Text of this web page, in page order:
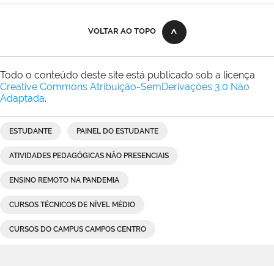
VOLTAR AO TOPO
Todo o conteúdo deste site está publicado sob a licença
Creative Commons Atribuição-SemDerivações 3.0 Não
Adaptada.
ESTUDANTE PAINEL DO ESTUDANTE
ATIVIDADES PEDAGÓGICAS NÃO PRESENCIAIS
ENSINO REMOTO NA PANDEMIA
CURSOS TÉCNICOS DE NÍVEL MÉDIO
CURSOS DO CAMPUS CAMPOS CENTRO